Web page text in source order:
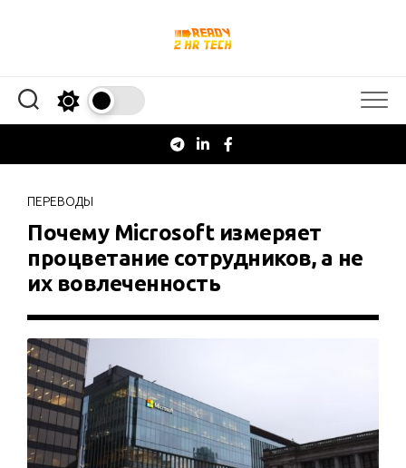
ПЕРЕВОДЫ
Почему Microsoft измеряет
процветание сотрудников, а не
их вовлеченность